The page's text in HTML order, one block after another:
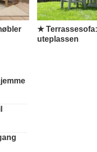
★
uteplassen